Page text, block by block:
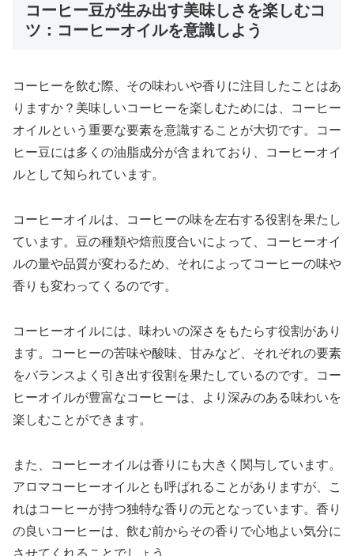
コーヒー豆が生み出す美味しさを楽しむコ
ツ：コーヒーオイルを意識しよう
コーヒーを飲む際、その味わいや香りに注目したことはあ
りますか？美味しいコーヒーを楽しむためには、コーヒー
オイルという重要な要素を意識することが大切です。コー
ヒー豆には多くの油脂成分が含まれており、コーヒーオイ
ルとして知られています。
コーヒーオイルは、コーヒーの味を左右する役割を果たし
ています。豆の種類や焙煎度合いによって、コーヒーオイ
ルの量や品質が変わるため、それによってコーヒーの味や
香りも変わってくるのです。
コーヒーオイルには、味わいの深さをもたらす役割があり
ます。コーヒーの苦味や酸味、甘みなど、それぞれの要素
をバランスよく引き出す役割を果たしているのです。コー
ヒーオイルが豊富なコーヒーは、より深みのある味わいを
楽しむことができます。
また、コーヒーオイルは香りにも大きく関与しています。
アロマコーヒーオイルとも呼ばれることがありますが、こ
れはコーヒーが持つ独特な香りの元となっています。香り
の良いコーヒーは、飲む前からその香りで心地よい気分に
させてくれることでしょう。